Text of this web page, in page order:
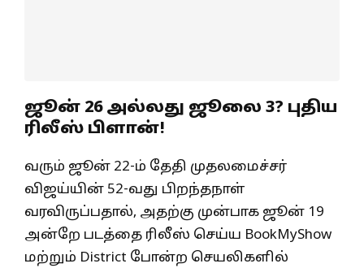
ஜூன் 26 அல்லது ஜூலை 3? புதிய
ரிலீஸ் பிளான்!
வரும் ஜூன் 22-ம் தேதி முதலமைச்சர்
விஜய்யின் 52-வது பிறந்தநாள்
வரவிருப்பதால், அதற்கு முன்பாக ஜூன் 19
அன்றே படத்தை ரிலீஸ் செய்ய BookMyShow
மற்றும் District போன்ற செயலிகளில்